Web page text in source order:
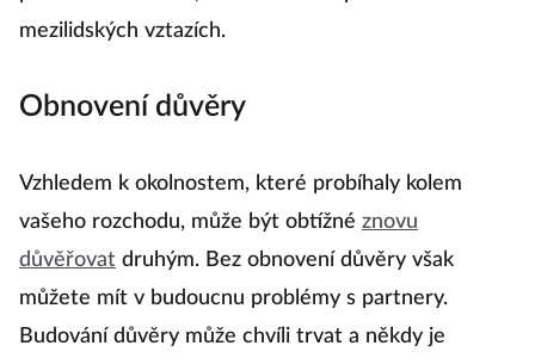
mezilidských vztazích.
Obnovení důvěry
Vzhledem k okolnostem, které probíhaly kolem
vašeho rozchodu, může být obtížné znovu
důvěřovat druhým. Bez obnovení důvěry však
můžete mít v budoucnu problémy s partnery.
Budování důvěry může chvíli trvat a někdy je